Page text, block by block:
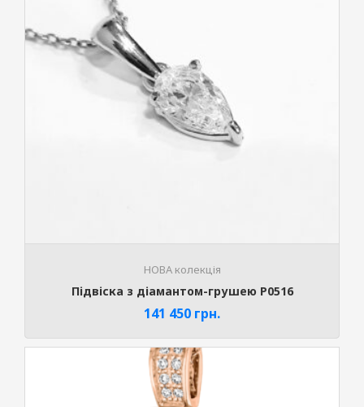
НОВА колекція
Підвіска з діамантом-грушею P0516
141 450 грн.